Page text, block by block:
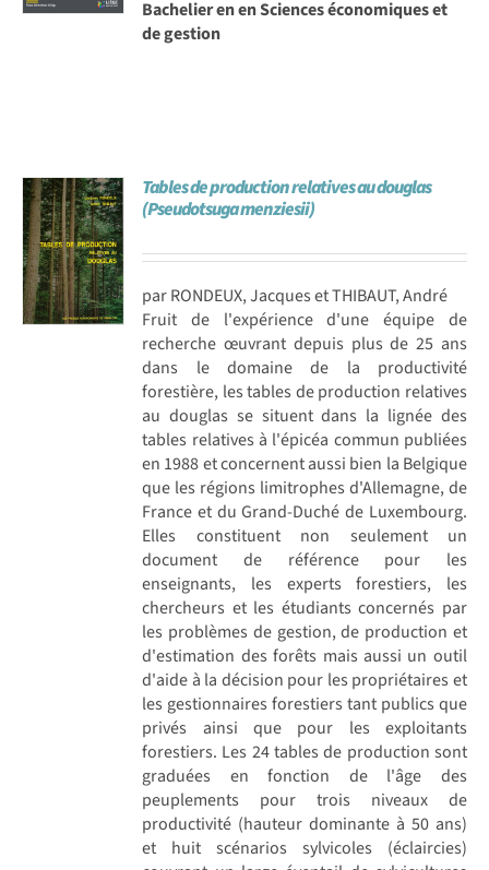
Bachelier en en Sciences économiques et
de gestion
Tables de production relatives au douglas
(Pseudotsuga menziesii)
par RONDEUX, Jacques et THIBAUT, André
Fruit de l'expérience d'une équipe de
recherche œuvrant depuis plus de 25 ans
dans le domaine de la productivité
forestière, les tables de production relatives
au douglas se situent dans la lignée des
tables relatives à l'épicéa commun publiées
en 1988 et concernent aussi bien la Belgique
que les régions limitrophes d'Allemagne, de
France et du Grand-Duché de Luxembourg.
Elles constituent non seulement un
document de référence pour les
enseignants, les experts forestiers, les
chercheurs et les étudiants concernés par
les problèmes de gestion, de production et
d'estimation des forêts mais aussi un outil
d'aide à la décision pour les propriétaires et
les gestionnaires forestiers tant publics que
privés ainsi que pour les exploitants
forestiers. Les 24 tables de production sont
graduées en fonction de l'âge des
peuplements pour trois niveaux de
productivité (hauteur dominante à 50 ans)
et huit scénarios sylvicoles (éclaircies)